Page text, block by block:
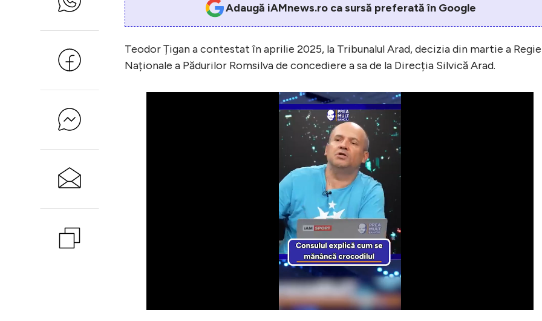
Adaugă iAMnews.ro ca sursă preferată în Google
Teodor Țigan a contestat în aprilie 2025, la Tribunalul Arad, decizia din martie a
Naționale a Pădurilor Romsilva de concediere a sa de la Direcția Silvică Arad.